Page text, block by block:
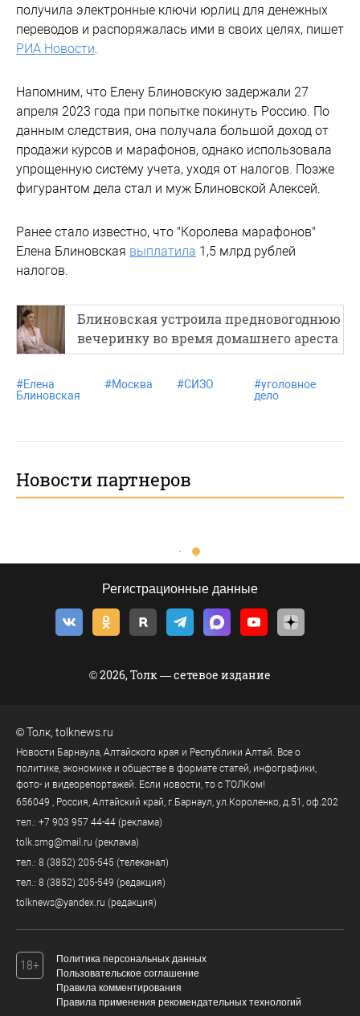
получила электронные ключи юрлиц для денежных
переводов и распоряжалась ими в своих целях, пишет
РИА Новости
Напомним, что Елену Блиновскую задержали 27
апреля 2023 года при попытке покинуть Россию. По
данным следствия, она получала большой доход от
продажи курсов и марафонов, однако использовала
упрощенную систему учета, уходя от налогов. Позже
фигурантом дела стал и муж Блиновской Алексей.
Ранее стало известно, что "Королева марафонов"
Елена Блиновская выплатила 1,5 млрд рублей
налогов.
Блиновская устроила предновогоднюю
вечеринку во время домашнего ареста
#Елена
Блиновская
#Москва #СИЗО #уголовное
дело
Новости партнеров
Регистрационные данные
© 2026, Толк — сетевое издание
©Толк tolknews.ru
Новости Барнаула, Алтайского края и Республики Алтай. Все о
политике, экономике и обществе в формате статей, инфографики,
фото- и видеорепортажей. Если новости, то с ТОЛКом!
656049
, Россия, Алтайский край, г. Барнаул ул.Короленко, д.51, оф.202
тел.: +7 903 957 44-44 (реклама)
tolk.smg@mail.ru (реклама)
тел.: 8 (3852) 205-545 (телеканал)
тел.: 8 (3852) 205-549 (редакция)
tolknews@yandex.ru (редакция)
18+
Политика персональных данных
Пользовательское соглашение
Правила комментирования
Правила применения рекомендательных технологий